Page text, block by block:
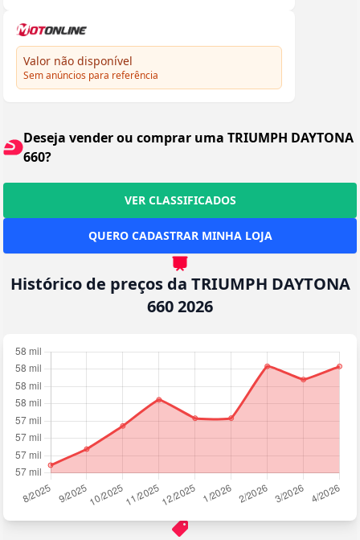
Valor não disponível
Sem anúncios para referência
Deseja vender ou comprar uma TRIUMPH DAYTONA
660?
VER CLASSIFICADOS
QUERO CADASTRAR MINHA LOJA
Histórico de preços da TRIUMPH DAYTONA
660 2026